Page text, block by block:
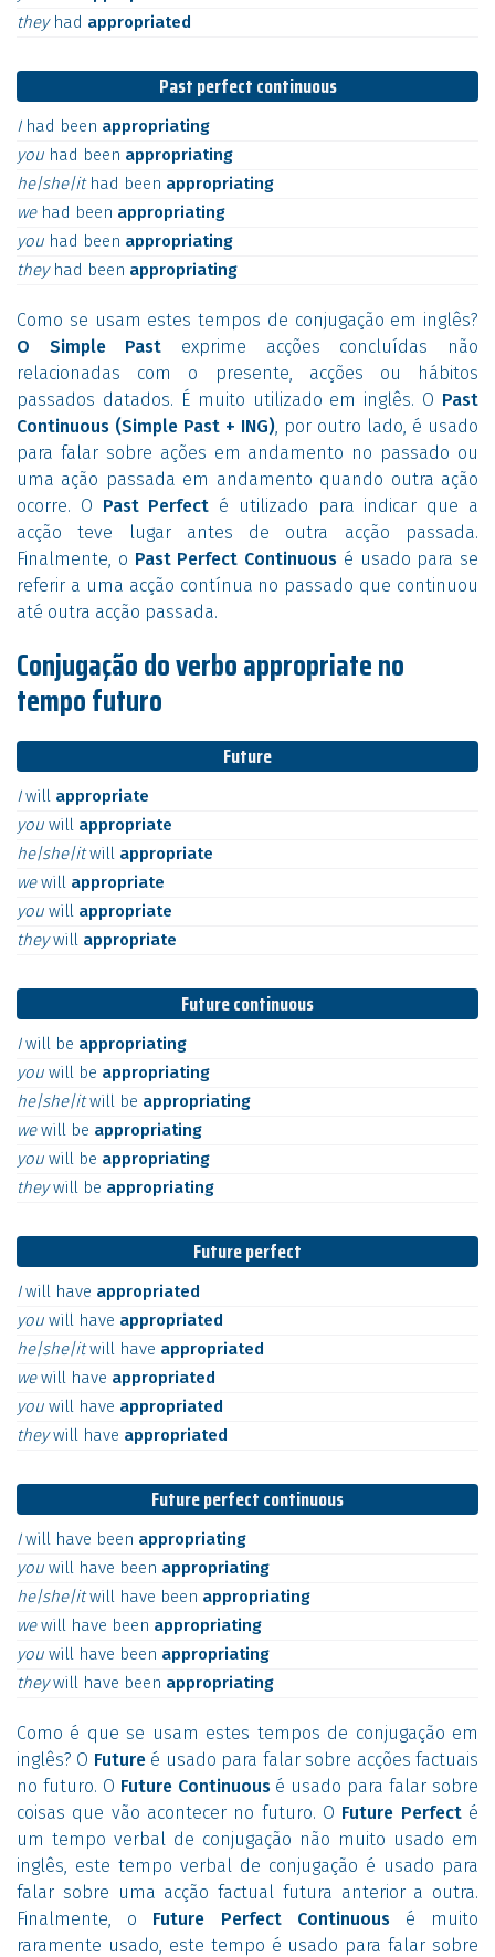
they had appropriated
Past perfect continuous
I had been appropriating
you had been appropriating
he|she|it had been appropriating
we had been appropriating
you had been appropriating
they had been appropriating
Como se usam estes tempos de conjugação em inglês?
O Simple Past exprime acções concluídas não
relacionadas com o presente, acções ou hábitos
passados datados. É muito utilizado em inglês. O Past
Continuous (Simple Past + ING), por outro lado, é usado
para falar sobre ações em andamento no passado ou
uma ação passada em andamento quando outra ação
ocorre. O Past Perfect é utilizado para indicar que a
acção teve lugar antes de outra acção passada.
Finalmente, o Past Perfect Continuous é usado para se
referir a uma acção contínua no passado que continuou
até outra acção passada.
Conjugação do verbo appropriate no
tempo futuro
Future
Iwill appropriate
you will appropriate
he|she|itwill appropriate
wewill appropriate
you will appropriate
theywill appropriate
Future continuous
Iwill be appropriating
you will be appropriating
he|she|itwill be appropriating
wewill be appropriating
you will be appropriating
theywill be appropriating
Future perfect
Iwill have appropriated
you will have appropriated
he|she|itwill have appropriated
wewill have appropriated
you will have appropriated
theywill have appropriated
Future perfect continuous
Iwill have been appropriating
you will have been appropriating
he|she|itwill have been appropriating
wewill have been appropriating
you will have been appropriating
theywill have been appropriating
Como é que se usam estes tempos de conjugação em
inglês? O Futureé usado para falar sobre acções factuais
no futuro. O Future Continuousé usado para falar sobre
coisas que vão acontecer no futuro. O Future Perfecté
um tempo verbal de conjugação não muito usado em
inglês, este tempo verbal de conjugação é usado para
falar sobre uma acção factual futura anterior a outra.
Finalmente, o Future Perfect Continuousé muito
raramente usado, este tempo é usado para falar sobre